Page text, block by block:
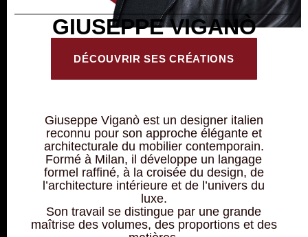
GIUSEPPE VIGANÒ
DÉCOUVRIR SES CRÉATIONS
Giuseppe Viganò est un designer italien
reconnu pour son approche élégante et
architecturale du mobilier contemporain.
Formé à Milan, il développe un langage
formel raffiné, à la croisée du design, de
l’architecture intérieure et de l’univers du
luxe.
Son travail se distingue par une grande
maîtrise des volumes, des proportions et des